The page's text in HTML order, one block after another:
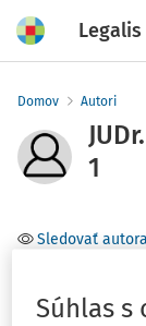
Legalis
Domov Autori
1
Sledovať autora
Súhlas s